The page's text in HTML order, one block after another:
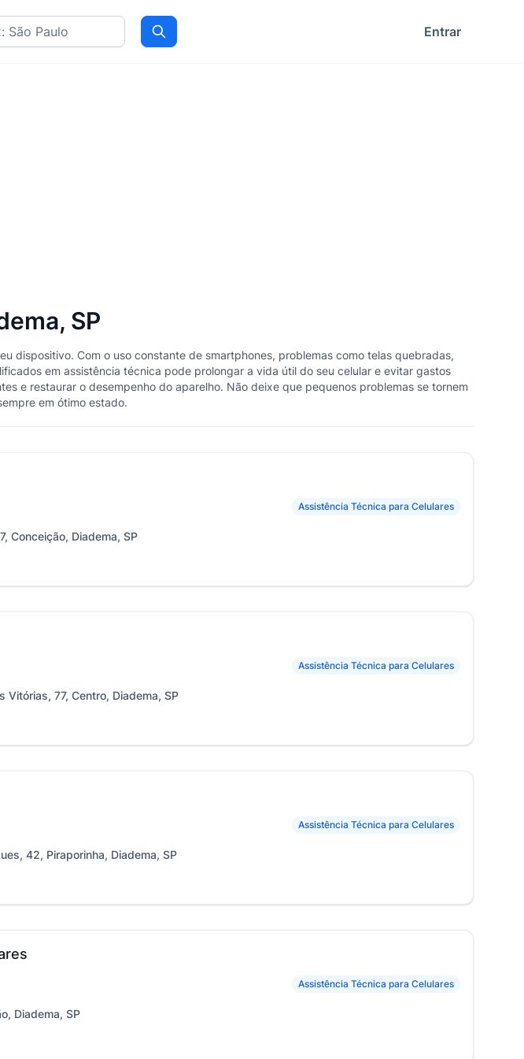
Procurar Entrar
SP
dispositivo. Com o uso constante de smartphones, problemas como telas quebradas,
em assistência técnica pode prolongar a vida útil do seu celular e evitar gastos
e restaurar o desempenho do aparelho. Não deixe que pequenos problemas se tornem
em ótimo estado.
Assistência Técnica para Celulares
Conceição, Diadema, SP
Assistência Técnica para Celulares
Vitórias, 77, Centro, Diadema, SP
Assistência Técnica para Celulares
42, Piraporinha, Diadema, SP
Assistência Técnica para Celulares
Diadema, SP